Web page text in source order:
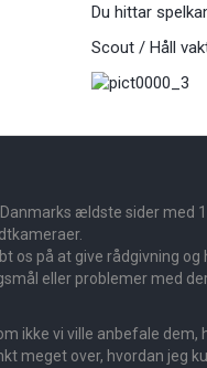
Du hittar
Scout / Håll
ældste sider med
os på at give rådgivning og
eller problemer med
ikke vi ville anbefale dem,
meget over, hvordan jeg